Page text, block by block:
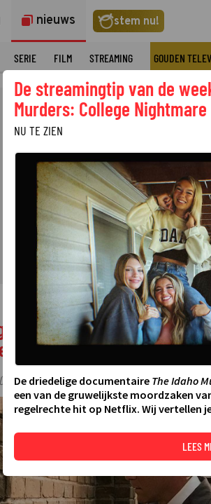
nieuws stem nu!
SERIE FILM STREAMING GOUDEN
in Murdoch Mysteries te
22:00
De streamingtip van de
Murders: College Nightmare
NU TE ZIEN
De driedelige documentaire The Idaho
een van de gruwelijkste moordzaken
regelrechte hit op Netflix. Wij vertellen
LEES